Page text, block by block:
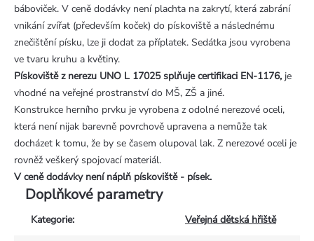
báboviček. V ceně dodávky není plachta na zakrytí, která zabrání
vnikání zvířat (především koček) do pískoviště a následnému
znečištění písku, lze ji dodat za příplatek. Sedátka jsou vyrobena
ve tvaru kruhu a květiny.
Pískoviště z nerezu UNO L 17025 splňuje certifikaci EN-1176, je
vhodné na veřejné prostranství do MŠ, ZŠ a jiné.
Konstrukce herního prvku je vyrobena z odolné nerezové oceli,
která není nijak barevně povrchově upravena a nemůže tak
docházet k tomu, že by se časem olupoval lak. Z nerezové oceli je
rovněž veškerý spojovací materiál.
V ceně dodávky není náplň pískoviště - písek.
Doplňkové parametry
Kategorie: Veřejná dětská hřiště